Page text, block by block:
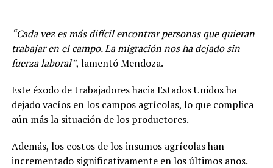
“Cada vez es más difícil encontrar personas que quieran
trabajar en el campo. La migración nos ha dejado sin
fuerza laboral”, lamentó Mendoza.
Este éxodo de trabajadores hacia Estados Unidos ha
dejado vacíos en los campos agrícolas, lo que complica
aún más la situación de los productores.
Además, los costos de los insumos agrícolas han
incrementado significativamente en los últimos años.